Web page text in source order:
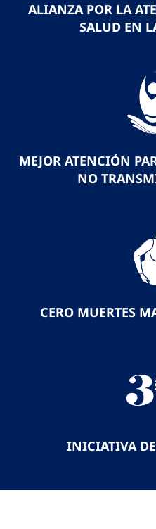
ALIANZA POR LA
SALUD EN
MEJOR ATENCIÓN
NO
CERO MUERTES
INICIATIVA